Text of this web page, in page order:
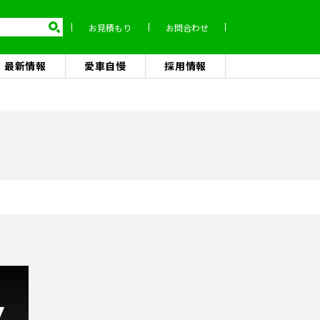
お見積もり お問合わせ
最新情報 愛車自慢 採用情報